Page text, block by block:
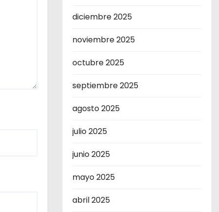
diciembre 2025
noviembre 2025
octubre 2025
septiembre 2025
agosto 2025
julio 2025
junio 2025
mayo 2025
abril 2025